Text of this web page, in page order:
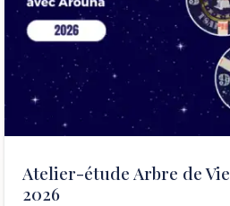
Atelier-étude Arbre de
2026